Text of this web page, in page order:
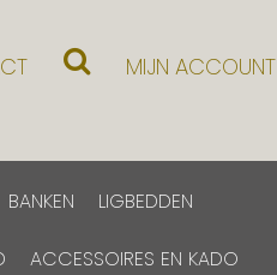
MIJN ACCOUNT
BANKEN LIGBEDDEN
ACCESSOIRES EN KADO